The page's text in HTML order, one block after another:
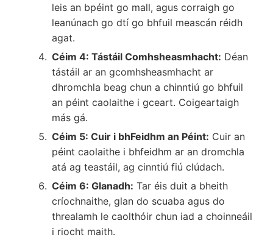
leis an bpéint go mall, agus corraigh go
leanúnach go dtí go bhfuil meascán réidh
agat.
Céim 4: Tástáil Comhsheasmhacht: Déan
tástáil ar an gcomhsheasmhacht ar
dhromchla beag chun a chinntiú go bhfuil
an péint caolaithe i gceart. Coigeartaigh
más gá.
Céim 5: Cuir i bhFeidhm an Péint: Cuir an
péint caolaithe i bhfeidhm ar an dromchla
atá ag teastáil, ag cinntiú fiú clúdach.
Céim 6: Glanadh: Tar éis duit a bheith
críochnaithe, glan do scuaba agus do
threalamh le caolthóir chun iad a choinneáil
i riocht maith.